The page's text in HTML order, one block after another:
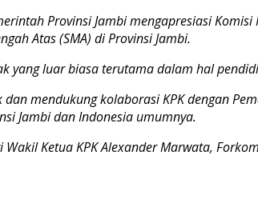
Provinsi Jambi mengapresiasi
Atas (SMA) di Provinsi Jambi.
yang luar biasa terutama dalam hal
mendukung kolaborasi KPK dengan
Jambi dan Indonesia umumnya.
Ketua KPK Alexander Marwata,